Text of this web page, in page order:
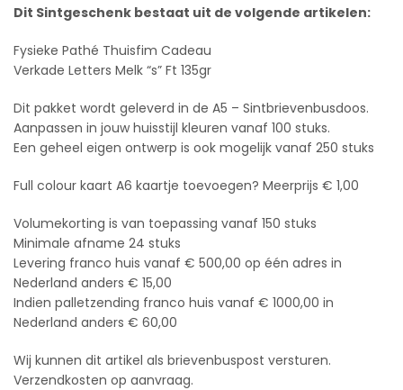
Dit Sintgeschenk bestaat uit de volgende artikelen:
Fysieke Pathé Thuisfim Cadeau
Verkade Letters Melk “s” Ft 135gr
Dit pakket wordt geleverd in de A5 – Sintbrievenbusdoos.
Aanpassen in jouw huisstijl kleuren vanaf 100 stuks.
Een geheel eigen ontwerp is ook mogelijk vanaf 250 stuks
Full colour kaart A6 kaartje toevoegen? Meerprijs € 1,00
Volumekorting is van toepassing vanaf 150 stuks
Minimale afname 24 stuks
Levering franco huis vanaf € 500,00 op één adres in
Nederland anders € 15,00
Indien palletzending franco huis vanaf € 1000,00 in
Nederland anders € 60,00
Wij kunnen dit artikel als brievenbuspost versturen.
Verzendkosten op aanvraag.